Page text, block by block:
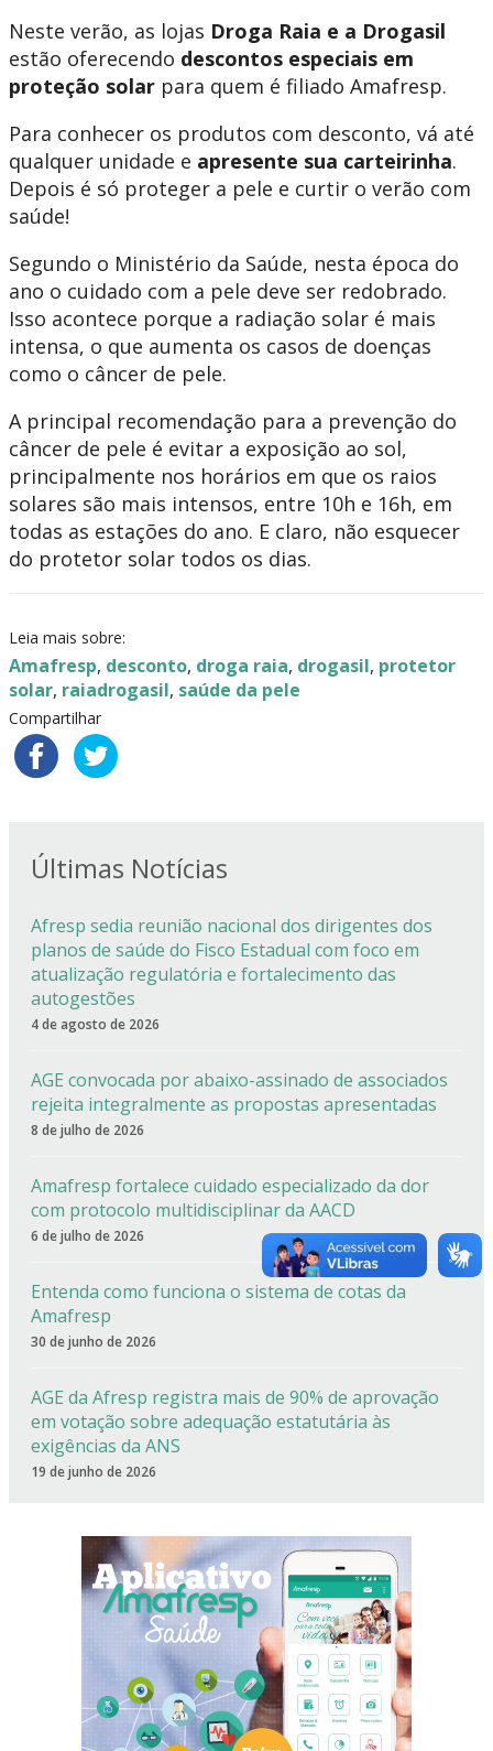
Neste verão, as lojas Droga Raia e a Drogasil
estão oferecendo descontos especiais em
proteção solar para quem é filiado Amafresp.
Para conhecer os produtos com desconto, vá até
qualquer unidade e apresente sua carteirinha.
Depois é só proteger a pele e curtir o verão com
saúde!
Segundo o Ministério da Saúde, nesta época do
ano o cuidado com a pele deve ser redobrado.
Isso acontece porque a radiação solar é mais
intensa, o que aumenta os casos de doenças
como o câncer de pele.
A principal recomendação para a prevenção do
câncer de pele é evitar a exposição ao sol,
principalmente nos horários em que os raios
solares são mais intensos, entre 10h e 16h, em
todas as estações do ano. E claro, não esquecer
do protetor solar todos os dias.
Leia mais sobre:
Amafresp, desconto, droga raia, drogasil, protetor
solar, raiadrogasil, saúde da pele
Compartilhar
Últimas Notícias
Afresp sedia reunião nacional dos dirigentes dos
planos de saúde do Fisco Estadual com foco em
atualização regulatória e fortalecimento das
autogestões
4 de agosto de 2026
AGE convocada por abaixo-assinado de associados
rejeita integralmente as propostas apresentadas
8 de julho de 2026
Amafresp fortalece cuidado especializado da dor
com protocolo multidisciplinar da AACD
6 de julho de 2026
Entenda como funciona o sistema de cotas da
Amafresp
30 de junho de 2026
AGE da Afresp registra mais de 90% de aprovação
em votação sobre adequação estatutária às
exigências da ANS
19 de junho de 2026